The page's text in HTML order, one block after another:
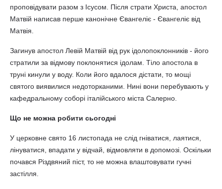
проповідувати разом з Ісусом. Після страти Христа, апостол
Матвій написав перше канонічне Євангеліє - Євангеліє від
Матвія.
Загинув апостол Левій Матвій від рук ідолопоклонників - його
стратили за відмову поклонятися ідолам. Тіло апостола в
труні кинули у воду. Коли його вдалося дістати, то мощі
святого виявилися недоторканими. Нині вони перебувають у
кафедральному соборі італійського міста Салерно.
Що не можна робити сьогодні
У церковне свято 16 листопада не слід гніватися, лаятися,
лінуватися, впадати у відчай, відмовляти в допомозі. Оскільки
почався Різдвяний піст, то не можна влаштовувати гучні
застілля.